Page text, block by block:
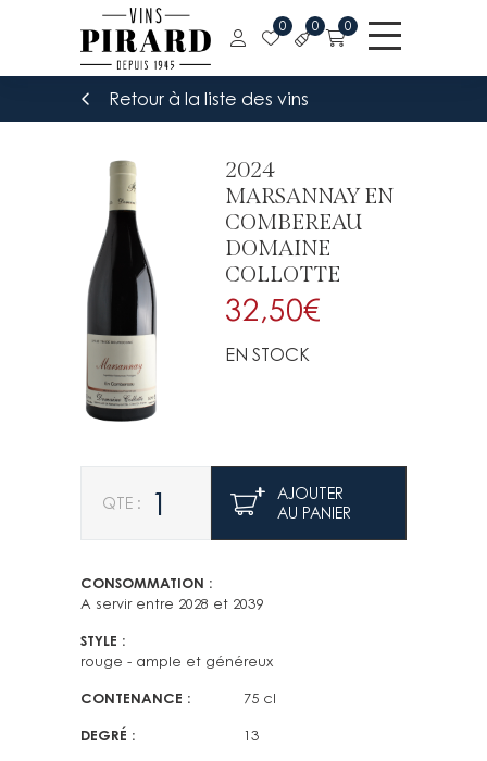
0 0 0
Retour à la liste des vins
2024
MARSANNAY EN
COMBEREAU
DOMAINE
COLLOTTE
32,50€
EN STOCK
AJOUTER
AU PANIER
CONSOMMATION
A servir entre 2028 et 2039
STYLE
rouge - ample et généreux
CONTENANCE 75 cl
DEGRÉ 13